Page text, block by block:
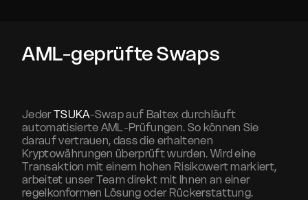
AML-geprüfte Swaps
JederTSUKA-Swap auf Baltex durchläuft
automatisierte AML-Prüfungen. So können Sie
darauf vertrauen, dass die erhaltenen
Kryptowährungen überprüft wurden. Wird eine
Transaktion mit einem hohen Risikowert markiert,
arbeitet unser Team direkt mit Ihnen an einer
regelkonformen Lösung oder Rückerstattung.